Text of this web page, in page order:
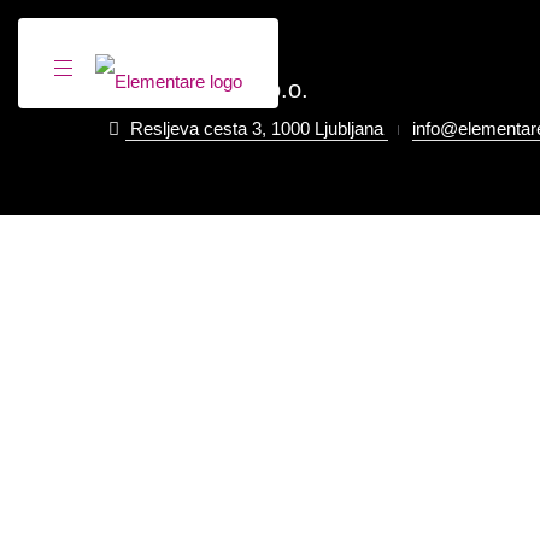
Element-are d.o.o.
Resljeva cesta 3, 1000 Ljubljana